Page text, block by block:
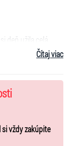
si deň užila celá
plný zábavy na
Čítaj viac
vždy zakúpite